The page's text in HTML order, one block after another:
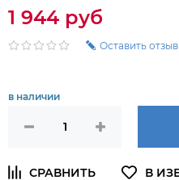
1 944 руб
Оставить отзыв
в наличии